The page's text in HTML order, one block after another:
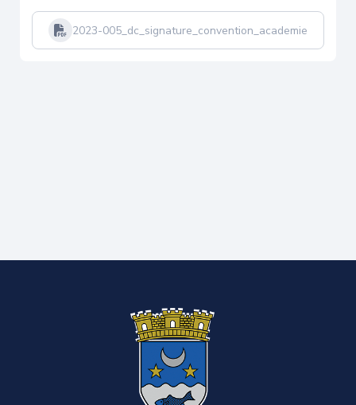
2023-